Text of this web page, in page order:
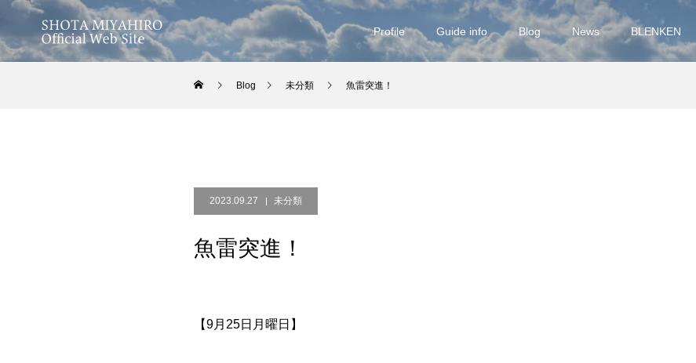
Profile Guide info Blog News BLENKEN
Blog 未分類 魚雷突進！
2023.09.27 未分類
魚雷突進！
【9月25日月曜日】